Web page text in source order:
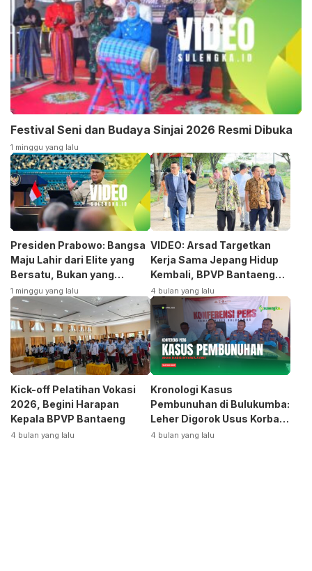
Festival Seni dan Budaya Sinjai 2026 Resmi Dibuka
1 minggu yang lalu
Presiden Prabowo: Bangsa
Maju Lahir dari Elite yang
Bersatu, Bukan yang
Terpecah
1 minggu yang lalu
VIDEO: Arsad Targetkan
Kerja Sama Jepang Hidup
Kembali, BPVP Bantaeng
Siap Bangkitkan Jurusan
Otomotif
4 bulan yang lalu
Kick-off Pelatihan Vokasi
2026, Begini Harapan
Kepala BPVP Bantaeng
4 bulan yang lalu
Kronologi Kasus
Pembunuhan di Bulukumba:
Leher Digorok Usus Korban
Dikeluarkan
4 bulan yang lalu